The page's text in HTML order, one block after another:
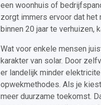
een woonhuis of
zorgt immers ervoor dat het
binnen 20 jaar te verhuizen,
Wat voor enkele mensen
karakter van solar. Door
er landelijk minder
opwekmethodes. Als je
meer duurzame toekomst.